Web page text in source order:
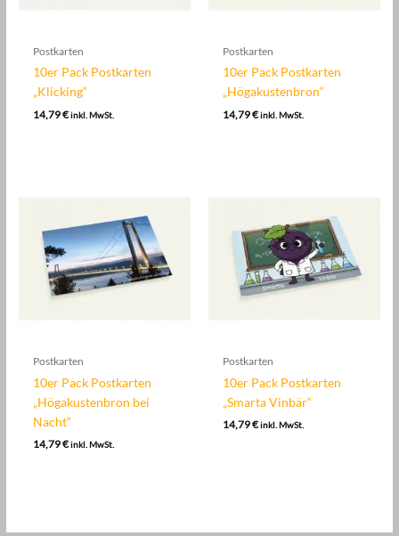
Postkarten
10er Pack Postkarten
„Klicking“
14,79€inkl. MwSt.
Postkarten
10er Pack Postkarten
„Högakustenbron“
14,79€inkl. MwSt.
Postkarten
10er Pack Postkarten
„Högakustenbron bei
Nacht“
14,79€inkl. MwSt.
Postkarten
10er Pack Postkarten
„Smarta Vinbär“
14,79€inkl. MwSt.